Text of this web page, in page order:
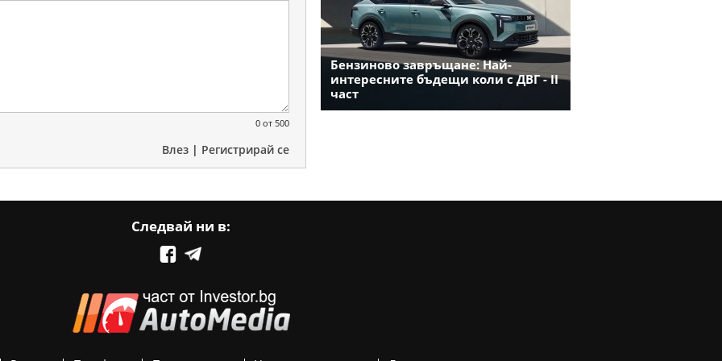
0 от 500
Влез | Регистрирай се
Бензиново завръщане: Най-
интересните бъдещи коли с ДВГ - II
част
Следвай ни в: